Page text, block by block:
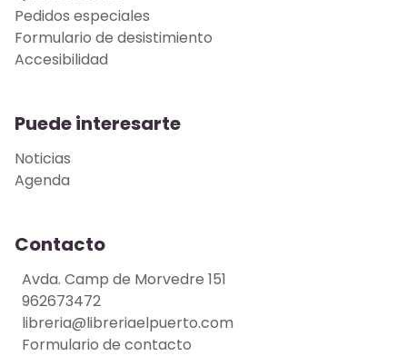
Pedidos especiales
Formulario de desistimiento
Accesibilidad
Puede interesarte
Noticias
Agenda
Contacto
Avda. Camp de Morvedre 151
962673472
libreria@libreriaelpuerto.com
Formulario de contacto